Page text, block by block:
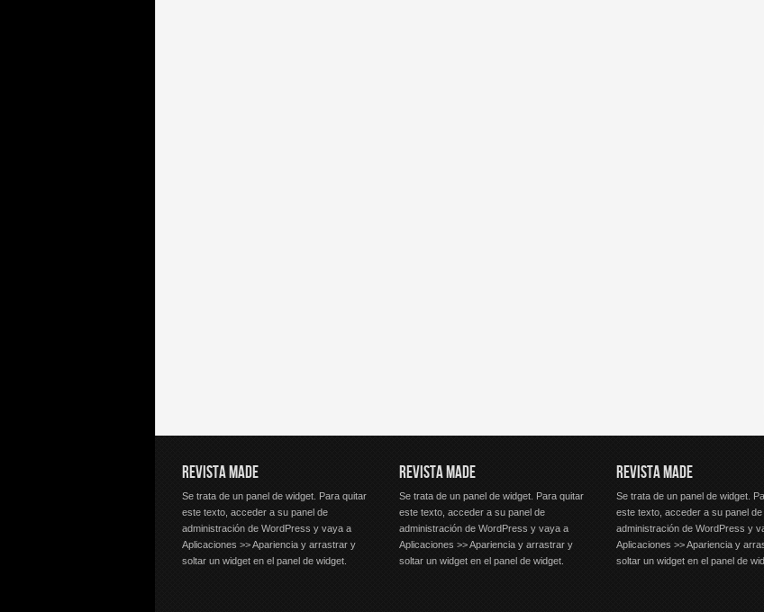
REVISTA MADE
Se trata de un panel de widget. Para quitar
este texto, acceder a su panel de
administración de WordPress y vaya a
Aplicaciones >> Apariencia y arrastrar y
soltar un widget en el panel de widget.
REVISTA MADE
Se trata de un panel de widget. Para quitar
este texto, acceder a su panel de
administración de WordPress y vaya a
Aplicaciones >> Apariencia y arrastrar y
soltar un widget en el panel de widget.
REVISTA MADE
Se trata de un panel de widget.
este texto, acceder a su panel de
administración de WordPress y
Aplicaciones >> Apariencia y
soltar un widget en el panel de